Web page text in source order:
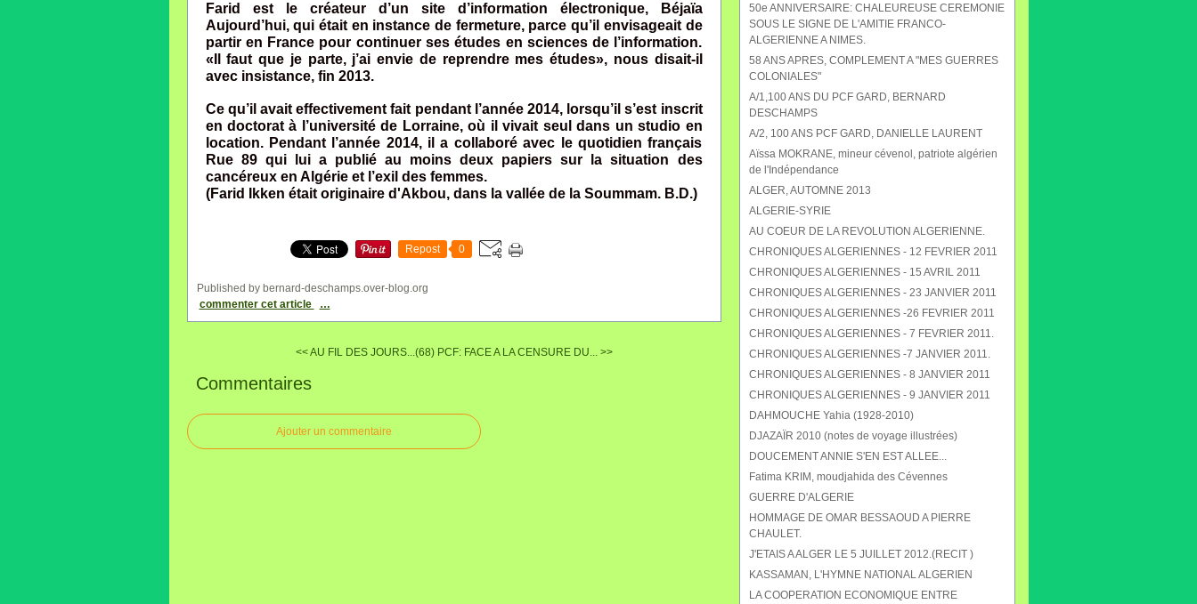
Farid est le créateur d’un site d’information électronique, Béjaïa
Aujourd’hui, qui était en instance de fermeture, parce qu’il envisageait de
partir en France pour continuer ses études en sciences de l’information.
«Il faut que je parte, j’ai envie de reprendre mes études», nous disait-il
avec insistance, fin 2013.
Ce qu’il avait effectivement fait pendant l’année 2014, lorsqu’il s’est inscrit
en doctorat à l’université de Lorraine, où il vivait seul dans un studio en
location. Pendant l’année 2014, il a collaboré avec le quotidien français
Rue 89 qui lui a publié au moins deux papiers sur la situation des
cancéreux en Algérie et l’exil des femmes.
(Farid Ikken était originaire d'Akbou, dans la vallée de la Soummam. B.D.)
Repost 0
Published by bernard-deschamps.over-blog.org
commenter cet article
…
<< AU FIL DES JOURS...(68) PCF: FACE A LA CENSURE DU... >>
Commentaires
Ajouter un commentaire
50e ANNIVERSAIRE: CHALEUREUSE CEREMONIE
SOUS LE SIGNE DE L'AMITIE FRANCO-
ALGERIENNE A NIMES.
58 ANS APRES, COMPLEMENT A "MES GUERRES
COLONIALES"
A/1,100 ANS DU PCF GARD, BERNARD
DESCHAMPS
A/2, 100 ANS PCF GARD, DANIELLE LAURENT
Aïssa MOKRANE, mineur cévenol, patriote algérien
de l'Indépendance
ALGER, AUTOMNE 2013
ALGERIE-SYRIE
AU COEUR DE LA REVOLUTION ALGERIENNE.
CHRONIQUES ALGERIENNES - 12 FEVRIER 2011
CHRONIQUES ALGERIENNES - 15 AVRIL 2011
CHRONIQUES ALGERIENNES - 23 JANVIER 2011
CHRONIQUES ALGERIENNES -26 FEVRIER 2011
CHRONIQUES ALGERIENNES - 7 FEVRIER 2011.
CHRONIQUES ALGERIENNES -7 JANVIER 2011.
CHRONIQUES ALGERIENNES - 8 JANVIER 2011
CHRONIQUES ALGERIENNES - 9 JANVIER 2011
DAHMOUCHE Yahia (1928-2010)
DJAZAÏR 2010 (notes de voyage illustrées)
DOUCEMENT ANNIE S'EN EST ALLEE...
Fatima KRIM, moudjahida des Cévennes
GUERRE D'ALGERIE
HOMMAGE DE OMAR BESSAOUD A PIERRE
CHAULET.
J'ETAIS A ALGER LE 5 JUILLET 2012.(RECIT )
KASSAMAN, L'HYMNE NATIONAL ALGERIEN
LA COOPERATION ECONOMIQUE ENTRE